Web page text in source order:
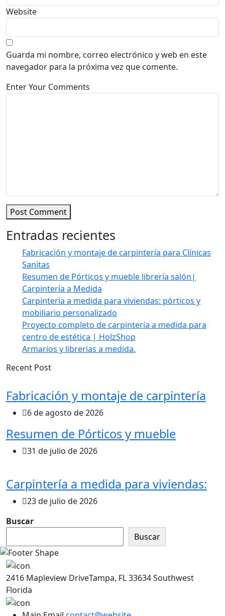
Website
Guarda mi nombre, correo electrónico y web en este
navegador para la próxima vez que comente.
Enter Your Comments
Post Comment
Entradas recientes
Fabricación y montaje de carpintería para Clínicas
Sanitas
Resumen de Pórticos y mueble librería salón|
Carpintería a Medida
Carpintería a medida para viviendas: pórticos y
mobiliario personalizado
Proyecto completo de carpintería a medida para
centro de estética | HolzShop
Armarios y librerias a medida.
Recent Post
Fabricación y montaje de carpintería
6 de agosto de 2026
Resumen de Pórticos y mueble
31 de julio de 2026
Carpintería a medida para viviendas:
23 de julio de 2026
Buscar
Buscar
2416 Mapleview DriveTampa, FL 33634 Southwest
Florida